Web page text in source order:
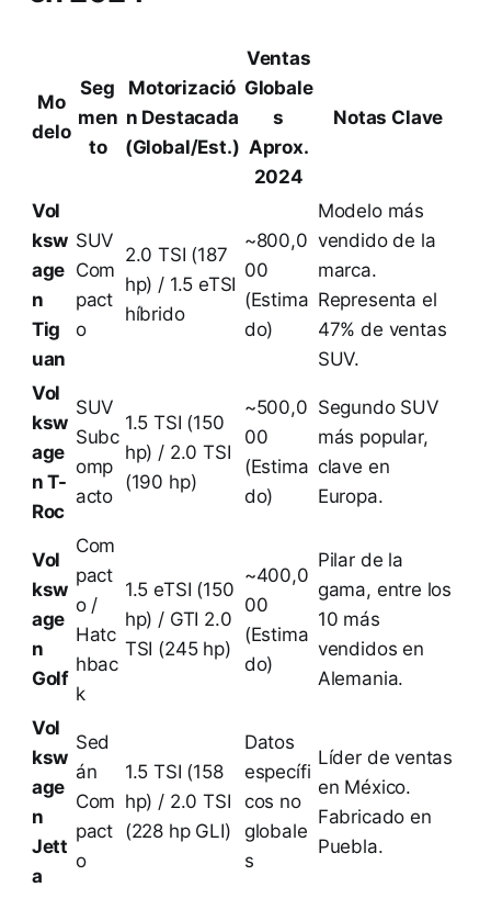
Mo
delo
Seg
men
to
Motorizació
n Destacada
(Global/Est.)
Ventas
Globale
s
Aprox.
2024
Notas Clave
Vol
ksw
age
n
Tig
uan
SUV
Com
pact
o
2.0 TSI (187
hp) / 1.5 eTSI
híbrido
~800,0
00
(Estima
do)
Modelo más
vendido de la
marca.
Representa el
47% de ventas
SUV.
Vol
ksw
age
n T-
Roc
SUV
Subc
omp
acto
1.5 TSI (150
hp) / 2.0 TSI
(190 hp)
~500,0
00
(Estima
do)
Segundo SUV
más popular,
clave en
Europa.
Vol
ksw
age
n
Golf
Com
pact
o /
Hatc
hbac
k
1.5 eTSI (150
hp) / GTI 2.0
TSI (245 hp)
~400,0
00
(Estima
do)
Pilar de la
gama, entre los
10 más
vendidos en
Alemania.
Vol
ksw
age
n
Jett
a
Sed
án
Com
pact
o
1.5 TSI (158
hp) / 2.0 TSI
(228 hp GLI)
Datos
específi
cos no
globale
s
Líder de ventas
en México.
Fabricado en
Puebla.